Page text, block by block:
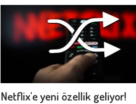
Netflix'e yeni özellik geliyor!